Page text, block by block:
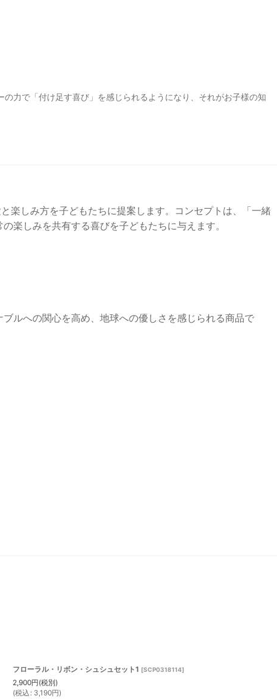
力で「付け足す喜び」を感じられるようになり、それがお子様の知
楽しみ方を子どもたちに提案します。コンセプトは、「一緒
楽しみを共有する喜びを子どもたちに与えます。
ルへの関心を高め、地球への優しさを感じられる商品で
フローラル・リボン・シュシュセット1 [SCP0318114]
2,900円(税別)
(税込 : 3,190円)